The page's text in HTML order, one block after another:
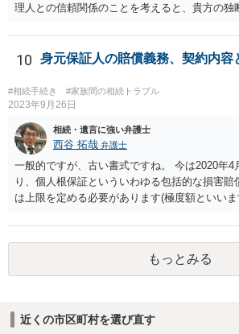
理人との信頼関係のことを考えると、貴方の独
士が主張書面の提出を渋っているようですが、
益がないと考えている可能性もあると思いま
めて、弁護士見解を確認等するためによく打
います。単に面倒臭いということで書面提出を
れば、当該弁護士との委任関係を修了した上で
出することを検討なさった方がよいでしょう。
10 身元保証人の賠償義務、契約内容
#相続手続き #家族間の相続トラブル
2023年9月26日
相続・遺言に強い弁護士
西谷 拓哉 弁護士
一般的ですが、古い書式ですね。 今は2020年4
り、個人根保証といういわゆる包括的な損害賠
は上限を定める必要があります(極度額といいま
り、会社側は請求できない可能性が高そうです
もっとみる
近くの市区町村を選び直す